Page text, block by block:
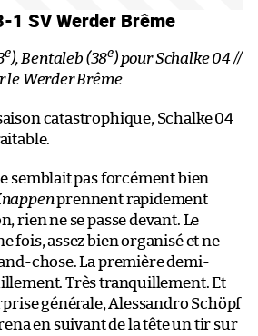
1 SV Werder Brême
e), Bentaleb (38e) pour Schalke 04 //
le Werder Brême
catastrophique, Schalke 04
semblait pas forcément bien
prennent rapidement
rien ne se passe devant. Le
fois, assez bien organisé et ne
chose. La première demi-
Très tranquillement. Et
générale, Alessandro Schöpf
en suivant de la tête un tir sur